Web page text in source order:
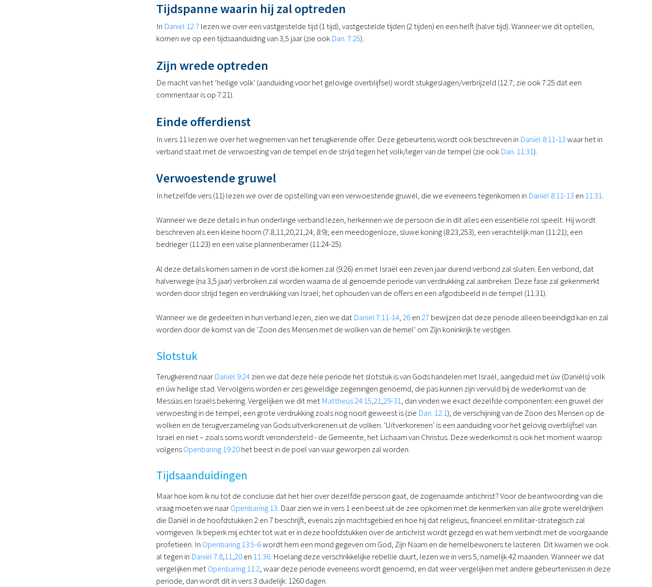
Tijdspanne waarin hij zal optreden
In Daniel 12:7 lezen we over een vastgestelde tijd (1 tijd), vastgestelde tijden (2 tijden) en een helft (halve tijd). Wanneer we dit optellen,
komen we op een tijdsaanduiding van 3,5 jaar (zie ook Dan. 7:25).
Zijn wrede optreden
De macht van het ‘heilige volk’ (aanduiding voor het gelovige overblijfsel) wordt stukgeslagen/verbrijzeld (12:7; zie ook 7:25 dat een
commentaar is op 7:21).
Einde offerdienst
In vers 11 lezen we over het wegnemen van het terug­kerende offer. Deze gebeurtenis wordt ook beschreven in Daniël 8:11-13waar het in
verband staat met de verwoesting van de tempel en de strijd tegen het volk/leger van de tempel (zie ook Dan. 11:31).
Verwoestende gruwel
In hetzelfde vers (11) lezen we over de opstelling van een verwoestende gruwel, die we eveneens tegenkomen in Daniël 8:11-13 en 11:31.
Wanneer we deze details in hun onderlinge verband lezen, herkennen we de persoon die in dit alles een essentiële rol speelt. Hij wordt
beschreven als een kleine hoorn (7:8,11,20,21,24; 8:9); een meedogenloze, sluwe koning (8:23,253), een verachtelijk man (11:21); een
bedrieger (11:23) en een valse plannenberamer (11:24-25).
Al deze details komen samen in de vorst die komen zal (9:26) en met Israël een zeven jaar durend verbond zal sluiten. Een verbond, dat
halverwege (na 3,5 jaar) verbroken zal worden waarna de al genoemde periode van verdrukking zal aanbreken. Deze fase zal gekenmerkt
worden door strijd tegen en verdrukking van Israël; het ophouden van de offers en een afgodsbeeld in de tempel (11:31).
Wanneer we de gedeelten in hun verband lezen, zien we dat Daniël 7:11-14,26en27 bewijzen dat deze periode alleen beëindigd kan en zal
worden door de komst van de ‘Zoon des Mensen met de wolken van de hemel’ om Zijn koninkrijk te vestigen.
Slotstuk
Terugkerend naar Daniël 9:24zien we dat deze hele periode het slotstuk is van Gods handelen met Israël, aangeduid met úw (Daniëls) volk
en úw heilige stad. Vervolgens worden er zes geweldige zegeningen genoemd, die pas kunnen zijn vervuld bij de wederkomst van de
Messias en Israëls bekering. Vergelijken we dit met Mattheüs 24:15,21,29-31, dan vinden we exact dezelfde componenten: een gruwel der
verwoesting in de tempel; een grote verdrukking zoals nog nooit geweest is (zie Dan. 12:1); de verschijning van de Zoon des Mensen op de
wolken en de terugverzameling van Gods uitverkorenen uit de volken. ‘Uitverkorenen’ is een aanduiding voor het gelovig overblijfsel van
Israël en niet – zoals soms wordt verondersteld - de Gemeente, het Lichaam van Christus. Deze wederkomst is ook het moment waarop
volgensOpenbaring 19:20het beest in de poel van vuur geworpen zal worden.
Tijdsaanduidingen
Maar hoe kom ik nu tot de conclusie dat het hier over dezelfde persoon gaat, de zogenaamde antichrist? Voor de beantwoording van die
vraag moeten we naarOpenbaring 13. Daar zien we in vers 1 een beest uit de zee opkomen met de kenmerken van alle grote wereldrijken
die Daniël in de hoofdstukken 2 en 7 beschrijft, evenals zijn machtsgebied en hoe hij dat religieus, financieel en militair-strategisch zal
vormgeven. Ik beperk mij echter tot wat er in deze hoofdstukken over de antichrist wordt gezegd en wat hem verbindt met de voorgaande
profetieën. In Openbaring 13:5-6wordt hem een mond gegeven om God, Zijn Naam en de hemelbewoners te lasteren. Dit kwamen we ook
al tegen in Daniël 7:8,11,20en 11:36. Hoelang deze verschrikkelijke rebellie duurt, lezen we in vers 5, namelijk 42 maanden. Wanneer we dat
vergelijken metOpenbaring 11:2, waar deze periode eveneens wordt genoemd, en dat weer vergelijken met andere gebeurtenissen in deze
periode, dan wordt dit in vers 3 duidelijk: 1260 dagen.